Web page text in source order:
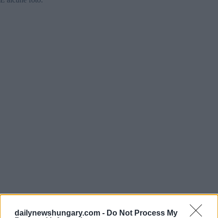
dailynewshungary.com - Do Not Process My